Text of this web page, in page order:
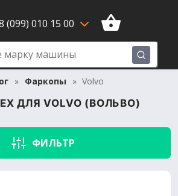
(099) 010 15 00
Фаркопы Volvo
ДЛЯ VOLVO (ВОЛЬВО)
ФИЛЬТР